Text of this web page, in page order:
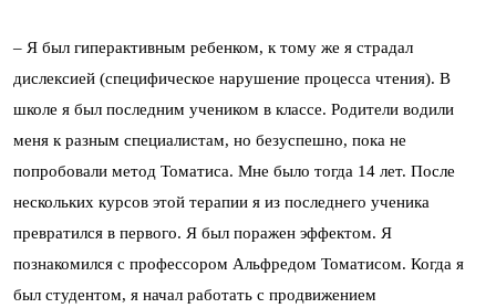
– Я был гиперактивным ребенком, к тому же я страдал
дислексией (специфическое нарушение процесса чтения). В
школе я был последним учеником в классе. Родители водили
меня к разным специалистам, но безуспешно, пока не
попробовали метод Томатиса. Мне было тогда 14 лет. После
нескольких курсов этой терапии я из последнего ученика
превратился в первого. Я был поражен эффектом. Я
познакомился с профессором Альфредом Томатисом. Когда я
был студентом, я начал работать с продвижением